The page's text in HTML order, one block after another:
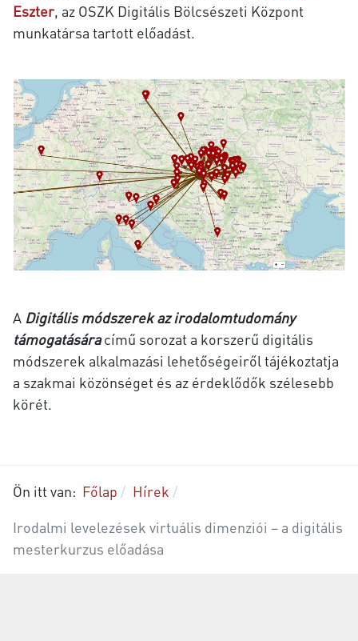
Eszter, az OSZK Digitális Bölcsészeti Központ
munkatársa tartott előadást.
A Digitális módszerek az irodalomtudomány
támogatásáracímű sorozat a korszerű digitális
módszerek alkalmazási lehetőségeiről tájékoztatja
a szakmai közönséget és az érdeklődők szélesebb
körét.
Ön itt van: Főlap
Hírek
Irodalmi levelezések virtuális dimenziói – a digitális
mesterkurzus előadása